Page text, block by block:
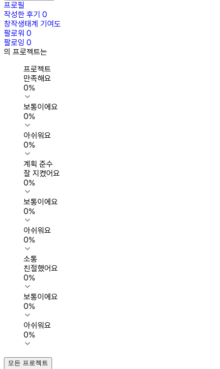
프로필
작성한 후기 0
창작생태계 기여도
팔로워 0
팔로잉 0
의 프로젝트는
프로젝트
만족해요
0%
보통이에요
0%
아쉬워요
0%
계획 준수
잘 지켰어요
0%
보통이에요
0%
아쉬워요
0%
소통
친절했어요
0%
보통이에요
0%
아쉬워요
0%
모든 프로젝트